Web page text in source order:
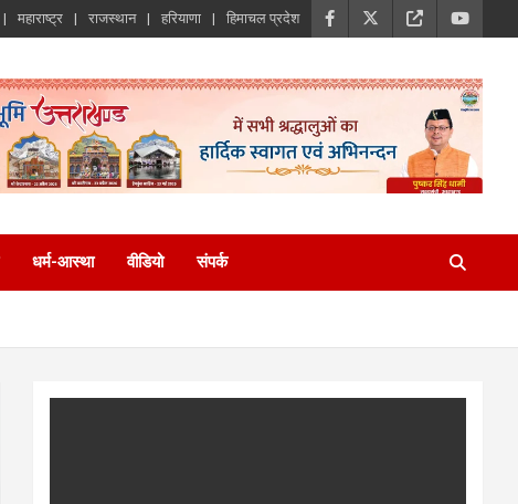
महाराष्ट्र राजस्थान हरियाणा हिमाचल प्रदेश
धर्म-आस्था वीडियो संपर्क